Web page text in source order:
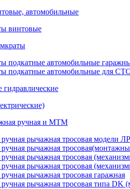
автомобильные
винтовые
подкатные автомобильные
подкатные автомобильные для
ручная и МТМ
ручная рычажная тросовая модели ЛР
ручная рычажная
ручная рычажная тросовая
ручная рычажная тросовая
рычажная тросовая гаражная
рычажная тросовая типа DK